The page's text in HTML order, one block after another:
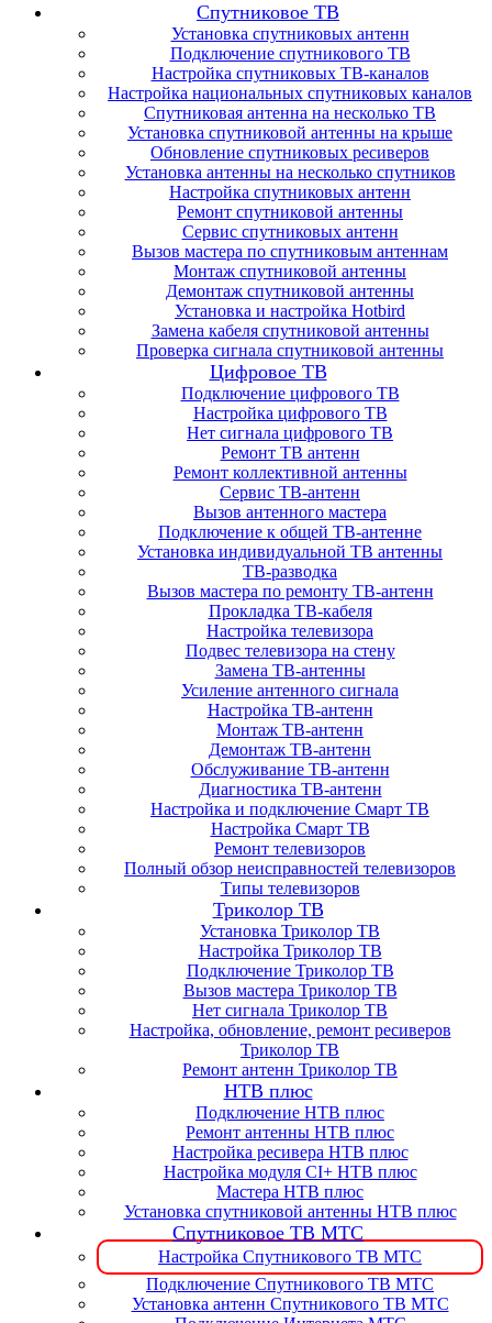
Спутниковое ТВ
Установка спутниковых антенн
Подключение спутникового ТВ
Настройка спутниковых ТВ-каналов
Настройка национальных спутниковых каналов
Спутниковая антенна на несколько ТВ
Установка спутниковой антенны на крыше
Обновление спутниковых ресиверов
Установка антенны на несколько спутников
Настройка спутниковых антенн
Ремонт спутниковой антенны
Сервис спутниковых антенн
Вызов мастера по спутниковым антеннам
Монтаж спутниковой антенны
Демонтаж спутниковой антенны
Установка и настройка Hotbird
Замена кабеля спутниковой антенны
Проверка сигнала спутниковой антенны
Цифровое ТВ
Подключение цифрового ТВ
Настройка цифрового ТВ
Нет сигнала цифрового ТВ
Ремонт ТВ антенн
Ремонт коллективной антенны
Сервис ТВ-антенн
Вызов антенного мастера
Подключение к общей ТВ-антенне
Установка индивидуальной ТВ антенны
ТВ-разводка
Вызов мастера по ремонту ТВ-антенн
Прокладка ТВ-кабеля
Настройка телевизора
Подвес телевизора на стену
Замена ТВ-антенны
Усиление антенного сигнала
Настройка ТВ-антенн
Монтаж ТВ-антенн
Демонтаж ТВ-антенн
Обслуживание ТВ-антенн
Диагностика ТВ-антенн
Настройка и подключение Смарт ТВ
Настройка Смарт ТВ
Ремонт телевизоров
Полный обзор неисправностей телевизоров
Типы телевизоров
Триколор ТВ
Установка Триколор ТВ
Настройка Триколор ТВ
Подключение Триколор ТВ
Вызов мастера Триколор ТВ
Нет сигнала Триколор ТВ
Настройка, обновление, ремонт ресиверов
Триколор ТВ
Ремонт антенн Триколор ТВ
НТВ плюс
Подключение НТВ плюс
Ремонт антенны НТВ плюс
Настройка ресивера НТВ плюс
Настройка модуля CI+ НТВ плюс
Мастера НТВ плюс
Установка спутниковой антенны НТВ плюс
Спутниковое ТВ МТС
Настройка Спутникового ТВ МТС
Подключение Спутникового ТВ МТС
Установка антенн Спутникового ТВ МТС